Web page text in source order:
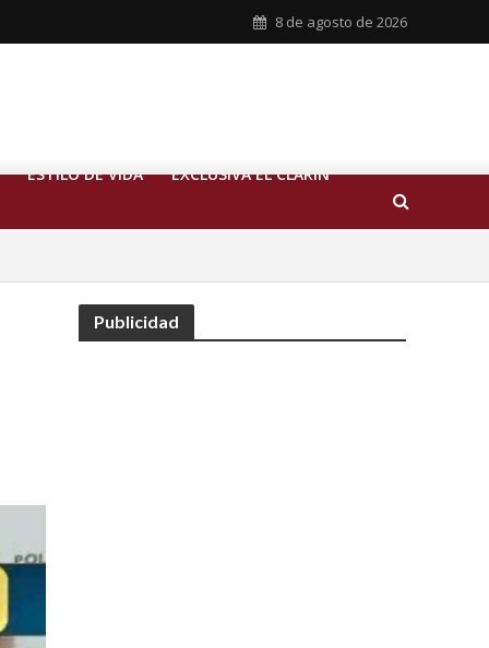
8 de agosto de 2026
ESTILO DE VIDA EXCLUSIVA EL CLARIN
Publicidad